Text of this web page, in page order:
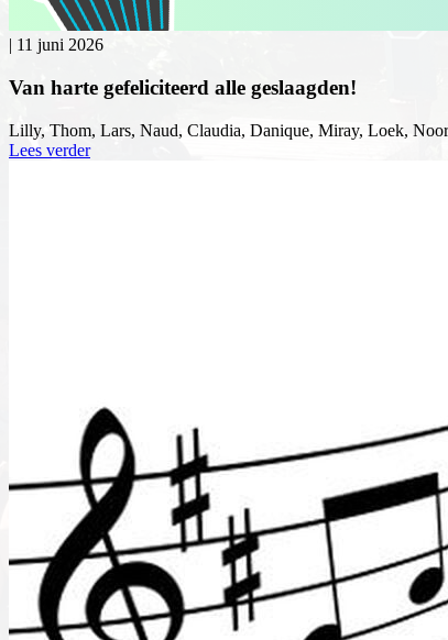
11 juni 2026
Van harte gefeliciteerd alle geslaagden!
Lilly, Thom, Lars, Naud, Claudia, Danique, Miray, Loek,
Lees verder